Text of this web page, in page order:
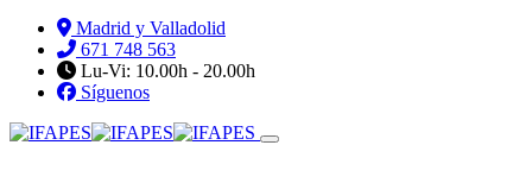
Madrid y Valladolid
671 748 563
Lu-Vi: 10.00h - 20.00h
Síguenos